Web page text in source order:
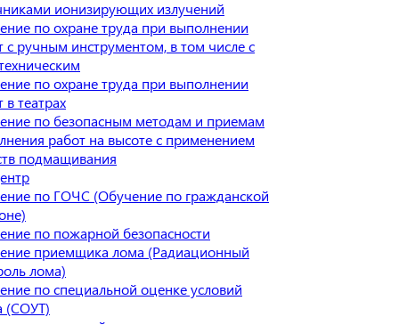
ионизирующих излучений
по охране труда при выполнении
с ручным инструментом, в том числе с
по охране труда при выполнении
в театрах
по безопасным методам и приемам
работ на высоте с применением
подмащивания
по ГОЧС (Обучение по гражданской
по пожарной безопасности
приемщика лома (Радиационный
лома)
по специальной оценке условий
(СОУТ)